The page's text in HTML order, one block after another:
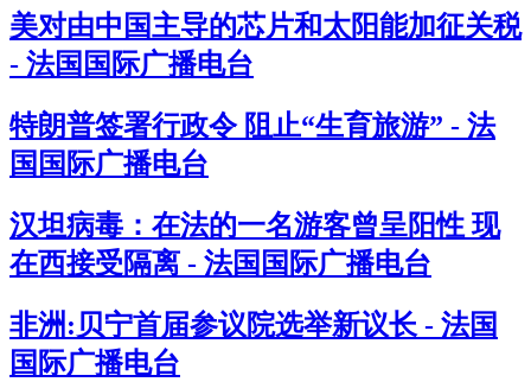
美对由中国主导的芯片和太阳能加征关税
- 法国国际广播电台
特朗普签署行政令 阻止“生育旅游” - 法
国国际广播电台
汉坦病毒：在法的一名游客曾呈阳性 现
在西接受隔离 - 法国国际广播电台
非洲:贝宁首届参议院选举新议长 - 法国
国际广播电台